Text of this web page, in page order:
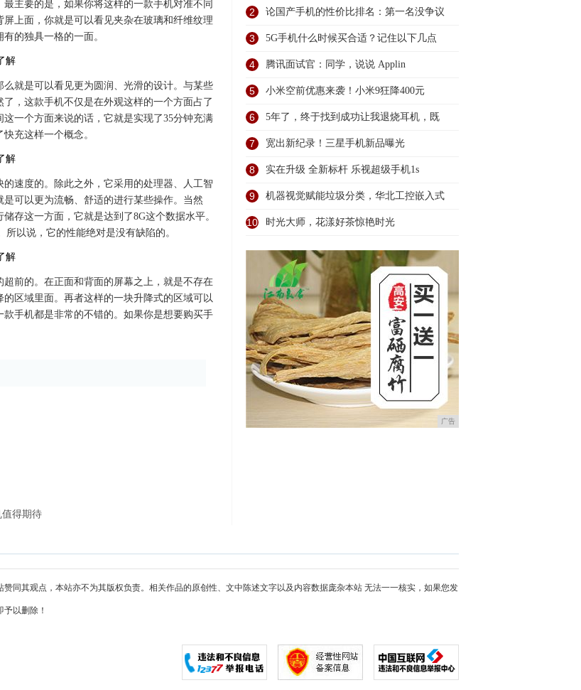
主要的是，如果你将这样的一款手机对准不同
上面，你就是可以看见夹杂在玻璃和纤维纹理
的独具一格的一面。
就是可以看见更为圆润、光滑的设计。与某些
，这款手机不仅是在外观这样的一个方面占了
一个方面来说的话，它就是实现了35分钟充满
充这样一个概念。
速度的。除此之外，它采用的处理器、人工智
可以更为流畅、舒适的进行某些操作。当然
存这一方面，它就是达到了8G这个数据水平。
以说，它的性能绝对是没有缺陷的。
前的。在正面和背面的屏幕之上，就是不存在
区域里面。再者这样的一块升降式的区域可以
手机都是非常的不错的。如果你是想要购买手
得期待
2 论国产手机的性价比排名：第一名没争议
3 5G手机什么时候买合适？记住以下几点
4 腾讯面试官：同学，说说 Applin
5 小米空前优惠来袭！小米9狂降400元
6 5年了，终于找到成功让我退烧耳机，既
7 宽出新纪录！三星手机新品曝光
8 实在升级 全新标杆 乐视超级手机1s
9 机器视觉赋能垃圾分类，华北工控嵌入式
10 时光大师，花漾好茶惊艳时光
广告
同其观点，本站亦不为其版权负责。相关作品的原创性、文中陈述文字以及内容数据庞杂本站 无法一一核实，如果您发
以删除！